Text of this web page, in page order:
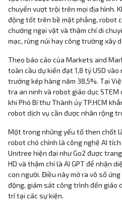
chuyển vượt trội trên mọi địa hình.
động tốt trên bề mặt phẳng, robot
chướng ngại vật và thậm chí di
mạc, rừng núi hay công trường xây
Theo báo cáo của Markets and
toàn cầu dự kiến đạt 1,8 tỷ USD
trưởng kép hàng năm 38,5%. Tại
tra an ninh và robot giáo dục
khi Phó Bí thư Thành ủy TP.HCM
robot dịch vụ cần được nhân rộng
Một trong những yếu tố then chốt
robot chó chính là công nghệ AI
Unitree hiện đại như Go2 được
HD và thậm chí là AI GPT để nhận
con người. Điều này mở ra vô số
động, giám sát công trình đến giáo
trí tại các sự kiện.